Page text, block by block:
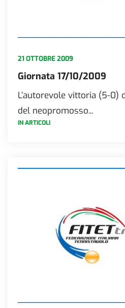
21 OTTOBRE 2009
Giornata 17/10/2009
L’autorevole vittoria (5-0)
del neopromosso...
IN ARTICOLI